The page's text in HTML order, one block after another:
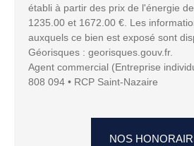
établi à partir des prix de l'énergie
1235.00 et 1672.00 €. Les
auxquels ce bien est exposé sont
Géorisques : georisques.gouv.fr.
Agent commercial (Entreprise
808 094 • RCP Saint-Nazaire
NOS